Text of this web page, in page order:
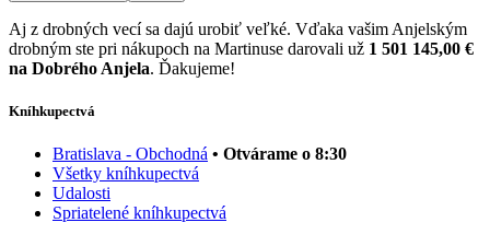
Aj z drobných vecí sa dajú urobiť veľké. Vďaka vašim Anjelským
drobným ste pri nákupoch na Martinuse darovali už 1 501 145,00 €
na Dobrého Anjela. Ďakujeme!
Kníhkupectvá
Bratislava - Obchodná • Otvárame o 8:30
Všetky kníhkupectvá
Udalosti
Spriatelené kníhkupectvá